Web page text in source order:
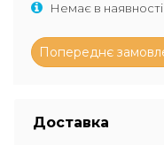
Немає в наявності
Доставка